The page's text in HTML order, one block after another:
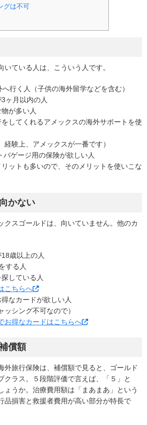
グは不可
いている人は、こういう人です。
行く人（子供の海外留学などを含む）
ヶ月以内の人
が多い人
してくれるアメックスの海外サポートを使
経験上、アメックスが一番です）
バゲージ用の保険が欲しい人
ットも多いので、そのメリットを使いこな
かない
クスゴールドは、向いていません。他のカ
歳以上の人
する人
している人
こちらへ
なカードが欲しい人
ッシング不可なので）
お得なカードはこちらへ
償額
外旅行保険は、補償額で見ると、ゴールド
クラス。５段階評価で言えば、「５」と
ょうか。治療費用額は「まあまあ」という
品損害と救援者費用が高い部分が特長で